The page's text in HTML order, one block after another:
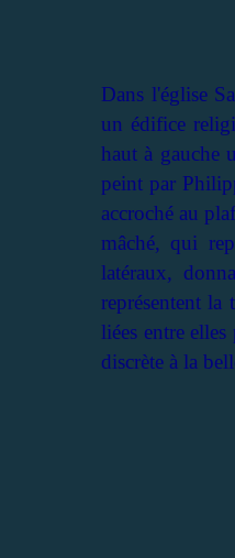
Dans l'église
un édifice
haut à gauche
peint par
accroché au
mâché, qui
latéraux,
représentent la
liées entre
discrète à la